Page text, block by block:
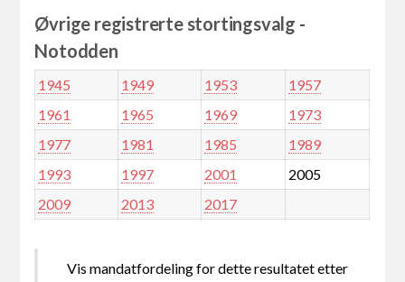
Øvrige registrerte stortingsvalg -
Notodden
1945 1949 1953
1957
1961
1965 1969
1973
1977
1981 1985
1989
1993
1997 2001
2005
2009
2013 2017
Vis mandatfordeling for dette resultatet etter